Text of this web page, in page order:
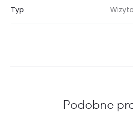
Typ
Podobne